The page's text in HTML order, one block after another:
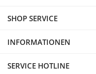
SHOP SERVICE
INFORMATIONEN
SERVICE HOTLINE